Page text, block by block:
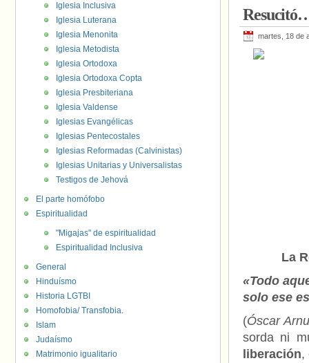
martes, 18 de
La
«Todo
solo ese
(Óscar
sorda ni
liberación,
Iglesia Inclusiva
Iglesia Luterana
Iglesia Menonita
Iglesia Metodista
Iglesia Ortodoxa
Iglesia Ortodoxa Copta
Iglesia Presbiteriana
Iglesia Valdense
Iglesias Evangélicas
Iglesias Pentecostales
Iglesias Reformadas (Calvinistas)
Iglesias Unitarias y Universalistas
Testigos de Jehová
El parte homófobo
Espiritualidad
"Migajas" de espiritualidad
Espiritualidad Inclusiva
General
Hinduísmo
Historia LGTBI
Homofobia/ Transfobia.
Islam
Judaísmo
Matrimonio igualitario